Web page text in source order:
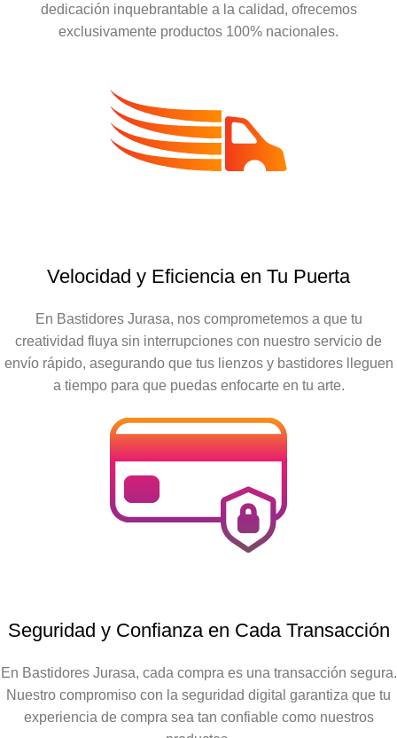
dedicación inquebrantable a la calidad, ofrecemos
exclusivamente productos 100% nacionales.
Velocidad y Eficiencia en Tu Puerta
En Bastidores Jurasa, nos comprometemos a que tu
creatividad fluya sin interrupciones con nuestro servicio de
envío rápido, asegurando que tus lienzos y bastidores lleguen
a tiempo para que puedas enfocarte en tu arte.
Seguridad y Confianza en Cada Transacción
En Bastidores Jurasa, cada compra es una transacción segura.
Nuestro compromiso con la seguridad digital garantiza que tu
experiencia de compra sea tan confiable como nuestros